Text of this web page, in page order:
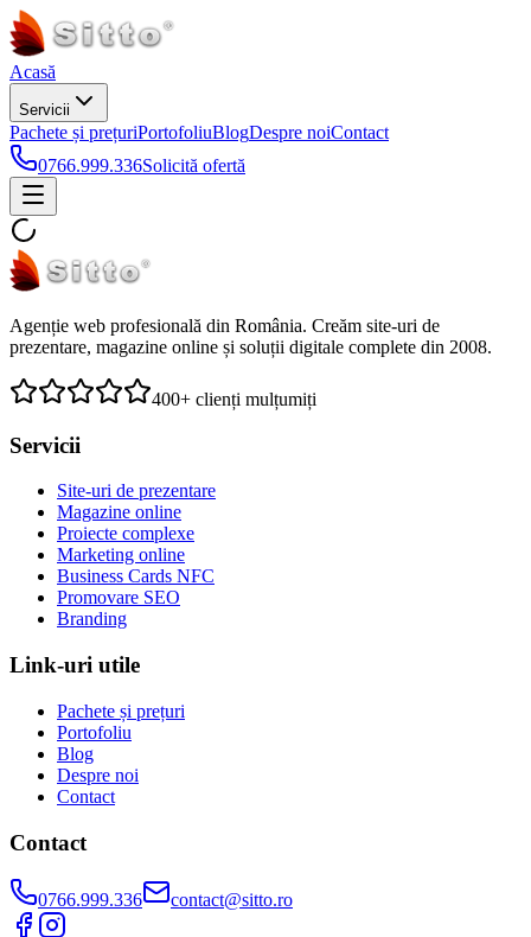
Acasă
Servicii
Pachete și prețuriPortofoliuBlogDespre noiContact
0766.999.336Solicită ofertă
Agenție web profesională din România. Creăm site-uri de
prezentare, magazine online și soluții digitale complete din 2008.
400+ clienți mulțumiți
Servicii
Site-uri de prezentare
Magazine online
Proiecte complexe
Marketing online
Business Cards NFC
Promovare SEO
Branding
Link-uri utile
Pachete și prețuri
Portofoliu
Blog
Despre noi
Contact
Contact
0766.999.336 contact@sitto.ro